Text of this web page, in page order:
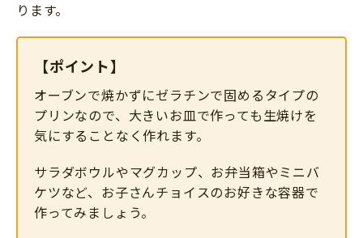
ります。
【ポイント】
オーブンで焼かずにゼラチンで固めるタイプの
プリンなので、大きいお皿で作っても生焼けを
気にすることなく作れます。
サラダボウルやマグカップ、お弁当箱やミニバ
ケツなど、お子さんチョイスのお好きな容器で
作ってみましょう。